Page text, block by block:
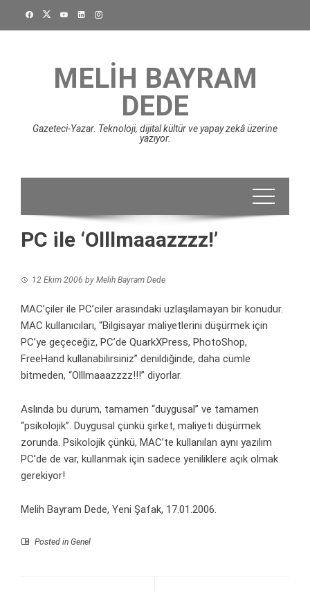
MELIH BAYRAM
DEDE
Gazeteci-Yazar. Teknoloji, dijital kültür ve yapay zekâ üzerine
yazıyor.
PC ile ‘Olllmaaazzzz!’
12 Ekim 2006 by Melih Bayram Dede
MAC’çiler ile PC’ciler arasındaki uzlaşılamayan bir konudur.
MAC kullanıcıları, “Bilgisayar maliyetlerini düşürmek için
PC’ye geçeceğiz, PC’de QuarkXPress, PhotoShop,
FreeHand kullanabilirsiniz” denildiğinde, daha cümle
bitmeden, “Olllmaaazzzz!!!” diyorlar.
Aslında bu durum, tamamen “duygusal” ve tamamen
“psikolojik”. Duygusal çünkü şirket, maliyeti düşürmek
zorunda. Psikolojik çünkü, MAC’te kullanılan aynı yazılım
PC’de de var, kullanmak için sadece yeniliklere açık olmak
gerekiyor!
Melih Bayram Dede, Yeni Şafak, 17.01.2006.
Posted in Genel